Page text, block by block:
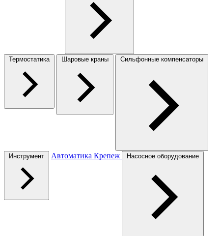
Термостатика Шаровые краны Сильфонные компенсаторы
Инструмент Автоматика Крепеж Насосное оборудование